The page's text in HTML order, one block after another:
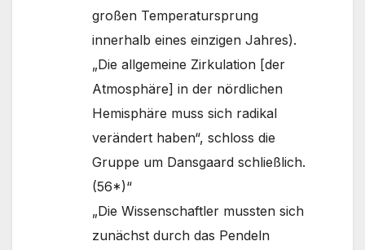
großen Temperatursprung
innerhalb eines einzigen Jahres).
„Die allgemeine Zirkulation [der
Atmosphäre] in der nördlichen
Hemisphäre muss sich radikal
verändert haben“, schloss die
Gruppe um Dansgaard schließlich.
(56*)“
„Die Wissenschaftler mussten sich
zunächst durch das Pendeln